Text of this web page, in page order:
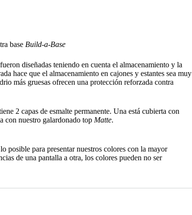
base Build-a-Base
diseñadas teniendo en cuenta el almacenamiento y la
hace que el almacenamiento en cajones y estantes sea muy
más gruesas ofrecen una protección reforzada contra
2 capas de esmalte permanente. Una está cubierta con
con nuestro galardonado top Matte.
posible para presentar nuestros colores con la mayor
de una pantalla a otra, los colores pueden no ser